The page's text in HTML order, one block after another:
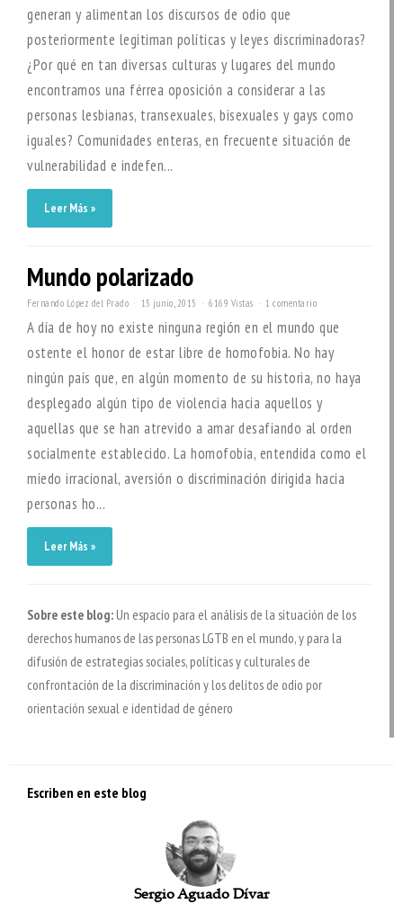
generan y alimentan los discursos de odio que
posteriormente legitiman políticas y leyes discriminadoras?
¿Por qué en tan diversas culturas y lugares del mundo
encontramos una férrea oposición a considerar a las
personas lesbianas, transexuales, bisexuales y gays como
iguales? Comunidades enteras, en frecuente situación de
vulnerabilidad e indefen...
Leer Más »
Mundo polarizado
Fernando López del Prado 15 junio, 2015 6169 Vistas 1 comentario
A día de hoy no existe ninguna región en el mundo que
ostente el honor de estar libre de homofobia. No hay
ningún país que, en algún momento de su historia, no haya
desplegado algún tipo de violencia hacia aquellos y
aquellas que se han atrevido a amar desafiando al orden
socialmente establecido. La homofobia, entendida como el
miedo irracional, aversión o discriminación dirigida hacia
personas ho...
Leer Más »
Sobre este blog:Un espacio para el análisis de la situación de los
derechos humanos de las personas LGTB en el mundo, y para la
difusión de estrategias sociales, políticas y culturales de
confrontación de la discriminación y los delitos de odio por
orientación sexual e identidad de género
Escriben en este blog
Sergio Aguado Dívar